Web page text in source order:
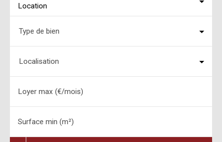
Location
Type de bien
Localisation
Loyer max (€/mois)
Surface min (m²)